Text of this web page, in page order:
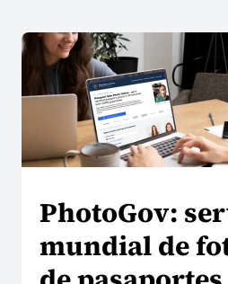
Contactos
Precios
¿Por qué elegirnos?
Seguridad
PhotoGov:
mundial de